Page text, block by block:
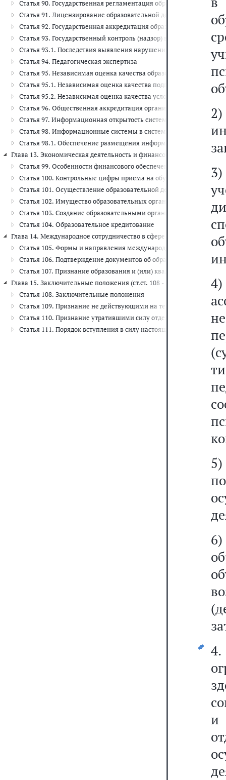
Статья 90. Государственная регламентация образовательной
Статья 91. Лицензирование образовательной деятельности
Статья 92. Государственная аккредитация образовательной
Статья 93. Государственный контроль (надзор) в сфере
Статья 93.1. Последствия выявления нарушений обязательных
Статья 94. Педагогическая экспертиза
Статья 95. Независимая оценка качества образования
Статья 95.1. Независимая оценка качества подготовки
Статья 95.2. Независимая оценка качества условий
Статья 96. Общественная аккредитация организаций,
Статья 97. Информационная открытость системы образования.
Статья 98. Информационные системы в системе образования
Статья 98.1. Обеспечение размещения информации о
Глава 13. Экономическая деятельность и финансовое обеспечение в
Статья 99. Особенности финансового обеспечения реализации
Статья 100. Контрольные цифры приема на обучение за счет
Статья 101. Осуществление образовательной деятельности за
Статья 102. Имущество образовательных организаций
Статья 103. Создание образовательными организациями
Статья 104. Образовательное кредитование
Глава 14. Международное сотрудничество в сфере образования
Статья 105. Формы и направления международного
Статья 106. Подтверждение документов об образовании и (или) о
Статья 107. Признание образования и (или) квалификации,
Глава 15. Заключительные положения (ст.ст. 108 - 111)
Статья 108. Заключительные положения
Статья 109. Признание не действующими на территории
Статья 110. Признание утратившими силу отдельных
Статья 111. Порядок вступления в силу настоящего Федерального
и